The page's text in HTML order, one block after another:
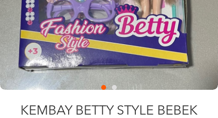
KEMBAY BETTY STYLE BEBEK